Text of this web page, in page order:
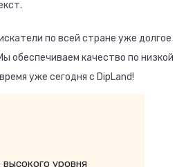
по всей стране уже долгое
обеспечиваем качество по низкой
уже сегодня с DipLand!
уровня